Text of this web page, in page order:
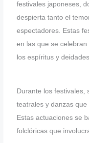
festivales japoneses,
despierta tanto el
espectadores. Estas
en las que se
los espíritus y
Durante los festivales,
teatrales y danzas que
Estas actuaciones se
folclóricas que